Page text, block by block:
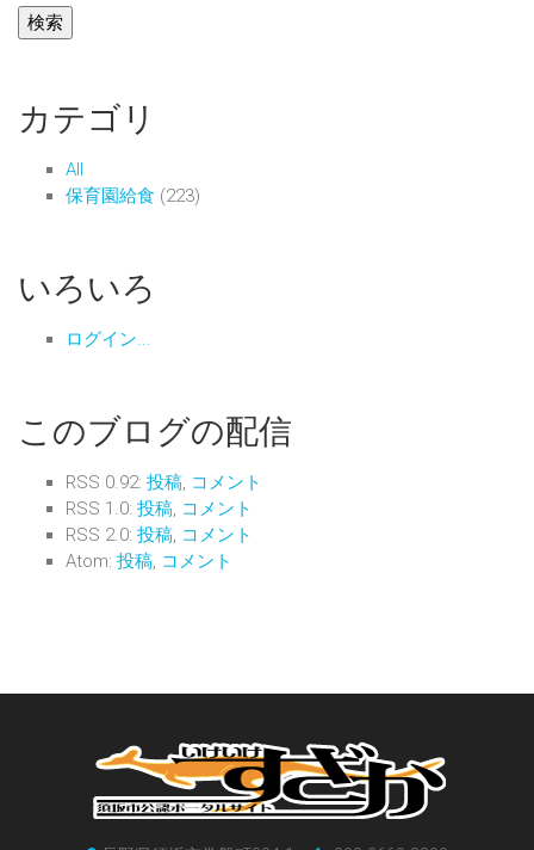
カテゴリ
All
保育園給食 (223)
いろいろ
ログイン...
このブログの配信
RSS 0.92: 投稿, コメント
RSS 1.0: 投稿, コメント
RSS 2.0: 投稿, コメント
Atom: 投稿, コメント